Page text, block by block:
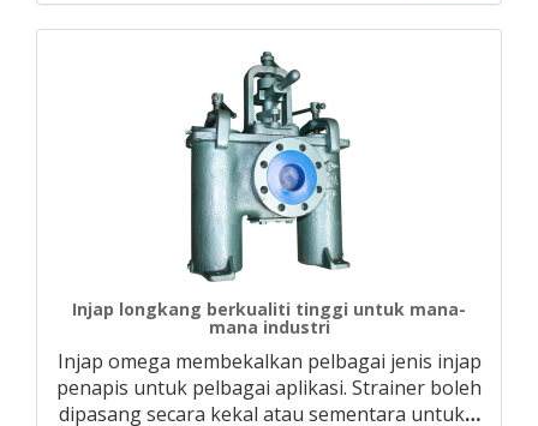
Injap longkang berkualiti tinggi untuk mana-
mana industri
Injap omega membekalkan pelbagai jenis injap
penapis untuk pelbagai aplikasi. Strainer boleh
dipasang secara kekal atau sementara untuk…